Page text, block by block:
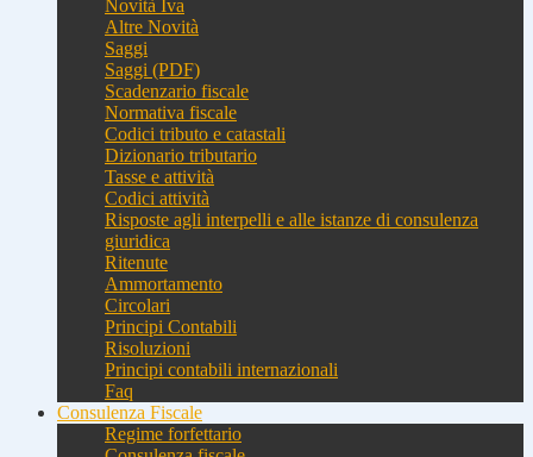
Novità Iva
Altre Novità
Saggi
Saggi (PDF)
Scadenzario fiscale
Normativa fiscale
Codici tributo e catastali
Dizionario tributario
Tasse e attività
Codici attività
Risposte agli interpelli e alle istanze di consulenza
giuridica
Ritenute
Ammortamento
Circolari
Principi Contabili
Risoluzioni
Principi contabili internazionali
Faq
Consulenza Fiscale
Regime forfettario